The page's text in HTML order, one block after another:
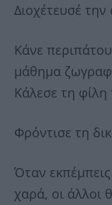
Διοχέτευσέ
Κάνε
μάθημα
Κάλεσε τη φίλη
Φρόντισε τη
Όταν
χαρά, οι άλλοι